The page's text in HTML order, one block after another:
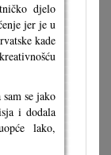
djelo
jer je u
kade
se jako
i dodala
lako,